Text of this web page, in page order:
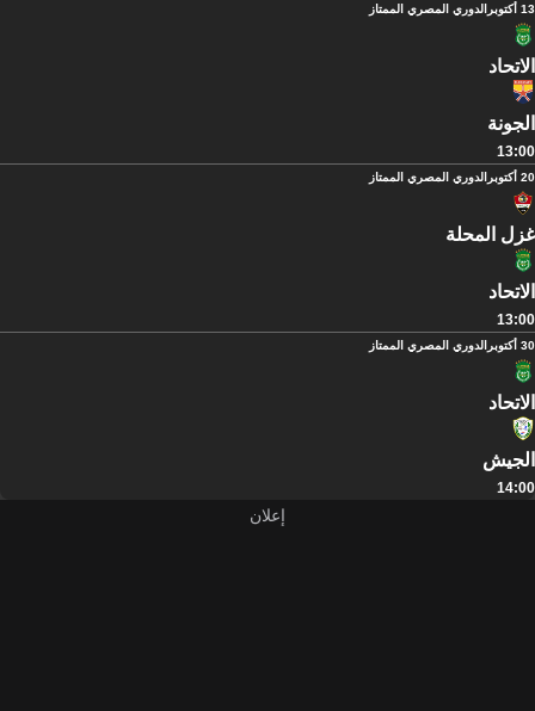
13 أكتوبر الدوري المصري الممتاز
الاتحاد
الجونة
13:00
20 أكتوبر الدوري المصري الممتاز
غزل المحلة
الاتحاد
13:00
30 أكتوبر الدوري المصري الممتاز
الاتحاد
الجيش
14:00